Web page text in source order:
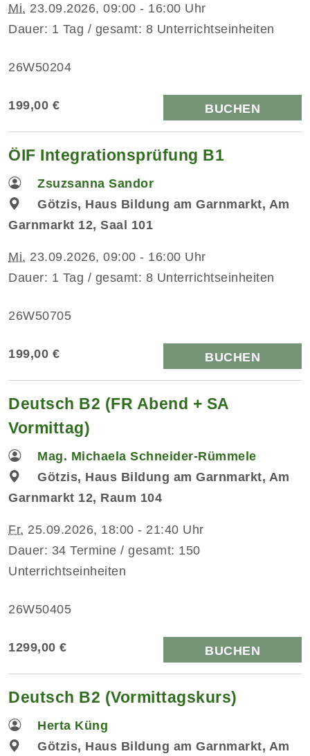
Mi. 23.09.2026, 09:00 - 16:00 Uhr
Dauer: 1 Tag / gesamt: 8 Unterrichtseinheiten
26W50204
199,00 € BUCHEN
ÖIF Integrationsprüfung B1
Zsuzsanna Sandor
Götzis, Haus Bildung am Garnmarkt, Am
Garnmarkt 12, Saal 101
Mi. 23.09.2026, 09:00 - 16:00 Uhr
Dauer: 1 Tag / gesamt: 8 Unterrichtseinheiten
26W50705
199,00 € BUCHEN
Deutsch B2 (FR Abend + SA
Vormittag)
Mag. Michaela Schneider-Rümmele
Götzis, Haus Bildung am Garnmarkt, Am
Garnmarkt 12, Raum 104
Fr. 25.09.2026, 18:00 - 21:40 Uhr
Dauer: 34 Termine / gesamt: 150
Unterrichtseinheiten
26W50405
1299,00 € BUCHEN
Deutsch B2 (Vormittagskurs)
Herta Küng
Götzis, Haus Bildung am Garnmarkt, Am